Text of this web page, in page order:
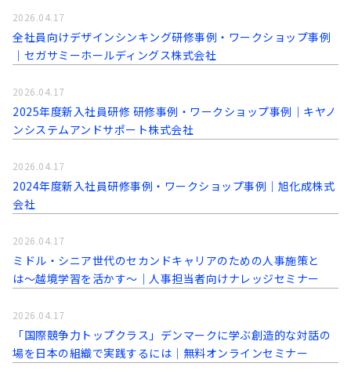
全社員向けデザインシンキング研修事例・ワークショップ事例
｜セガサミーホールディングス株式会社
2026.04.17
2025年度新入社員研修 研修事例・ワークショップ事例｜キヤノ
ンシステムアンドサポート株式会社
2026.04.17
2024年度新入社員研修事例・ワークショップ事例｜旭化成株式
会社
2026.04.17
ミドル・シニア世代のセカンドキャリアのための人事施策と
は〜越境学習を活かす〜｜人事担当者向けナレッジセミナー
2026.04.17
「国際競争力トップクラス」デンマークに学ぶ創造的な対話の
場を日本の組織で実践するには｜無料オンラインセミナー
2026.04.17